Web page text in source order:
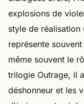
explosions de
style de réalisation
représente
même souvent le
trilogie Outrage, il
déshonneur et les